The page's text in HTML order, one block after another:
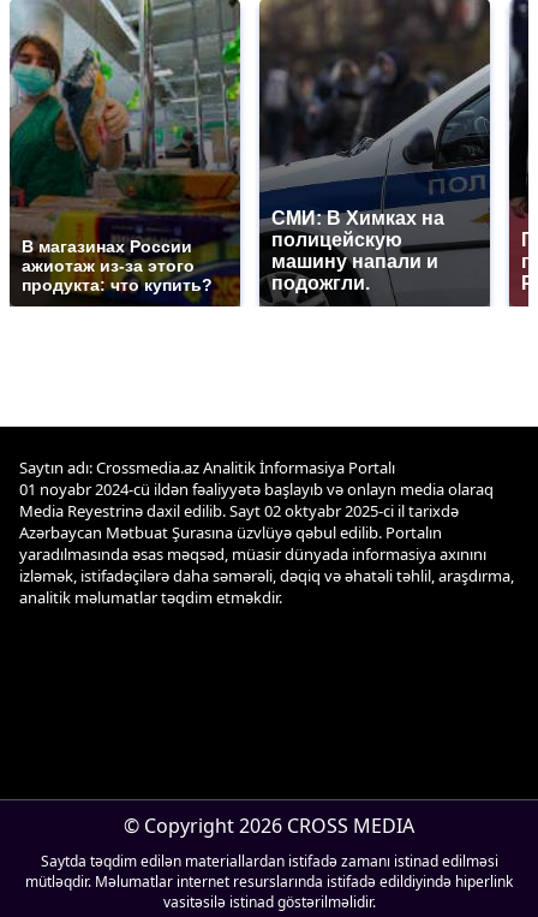
В магазинах России
ажиотаж из-за этого
продукта: что купить?
СМИ: В Химках на
полицейскую
машину напали и
подожгли.
Saytın adı: Crossmedia.az Analitik İnformasiya Portalı
01 noyabr 2024-cü ildən fəaliyyətə başlayıb və onlayn media olaraq
Media Reyestrinə daxil edilib. Sayt 02 oktyabr 2025-ci il tarixdə
Azərbaycan Mətbuat Şurasına üzvlüyə qəbul edilib. Portalın
yaradılmasında əsas məqsəd, müasir dünyada informasiya axınını
izləmək, istifadəçilərə daha səmərəli, dəqiq və əhatəli təhlil, araşdırma,
analitik məlumatlar təqdim etməkdir.
© Copyright 2026 CROSS MEDIA
Saytda təqdim edilən materiallardan istifadə zamanı istinad edilməsi
mütləqdir. Məlumatlar internet resurslarında istifadə edildiyində hiperlink
vasitəsilə istinad göstərilməlidir.